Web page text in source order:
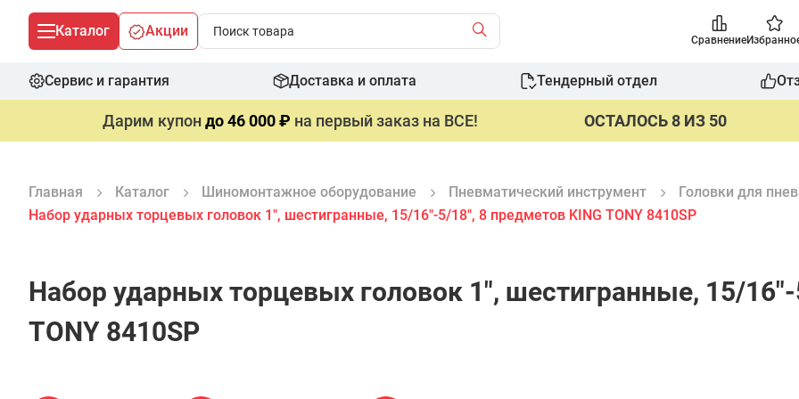
Каталог Акции
Сравнение
Сервис и гарантия Доставка и оплата Тендерный отдел
Дарим купондо 46 000 ₽ на первый заказ на ВСЕ! ОСТАЛОСЬ 8 ИЗ 50
Главная Каталог Шиномонтажное оборудование Пневматический инструмент Головки для
Набор ударных торцевых головок 1", шестигранные, 15/16"-5/18", 8 предметов KING TONY 8410SP
Набор ударных торцевых головок 1", шестигранные, 15/
TONY 8410SP